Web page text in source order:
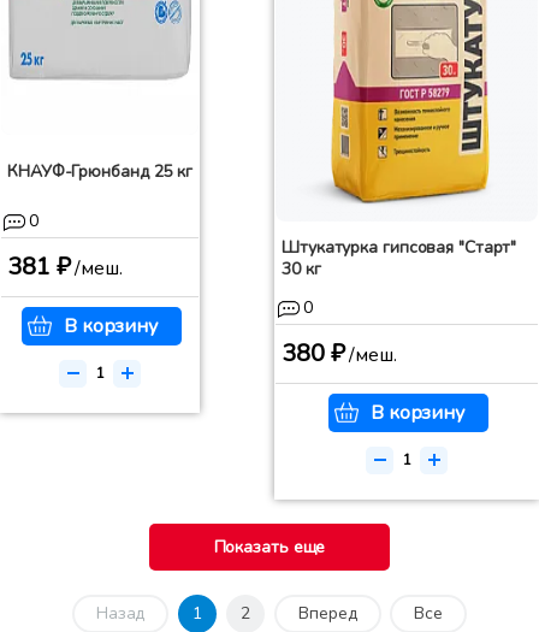
КНАУФ-Грюнбанд 25 кг
0
381 ₽/меш.
В корзину
Штукатурка гипсовая "Старт"
30 кг
0
380 ₽/меш.
В корзину
Показать еще
Назад 1 2 Вперед Все